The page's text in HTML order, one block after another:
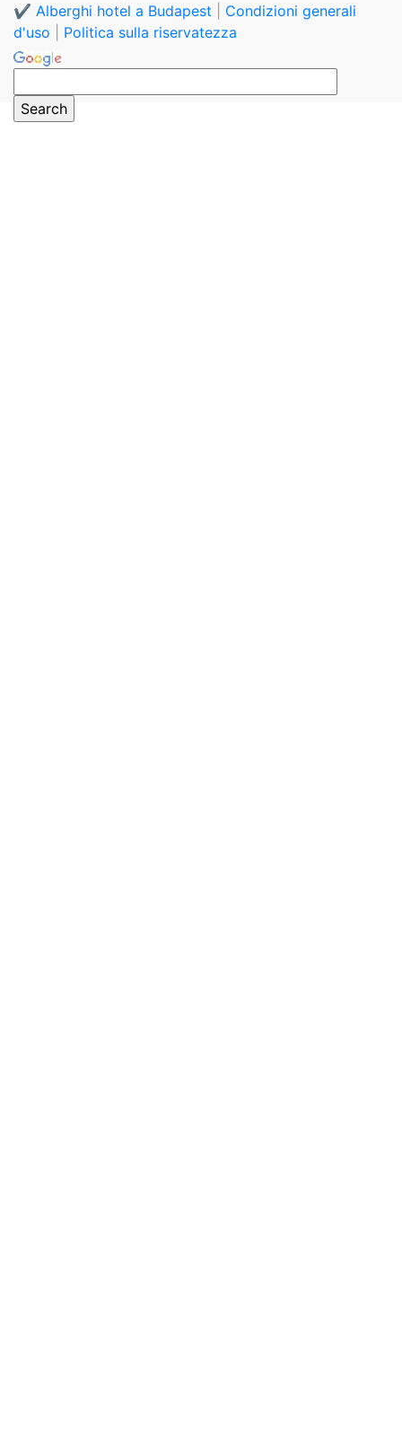
✔️ Alberghi hotel a Budapest
Condizioni generali
d'uso
Politica sulla riservatezza